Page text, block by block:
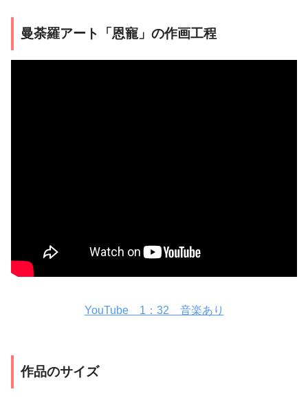
曼荼羅アート「恩寵」の作画工程
YouTube 1：32 音楽あり
作品のサイズ